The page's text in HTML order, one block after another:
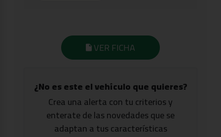
VER FICHA
¿No es este el vehículo que quieres?
Crea una alerta con tu criterios y
enterate de las novedades que se
adaptan a tus características